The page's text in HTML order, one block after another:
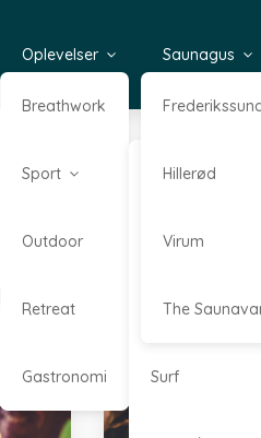
Oplevelser
Breathwork
Sport Kajak
Kitesurf
Stand Up
Surf
Outdoor
Retreat
Gastronomi
Saunagus
Hillerød
Virum
The